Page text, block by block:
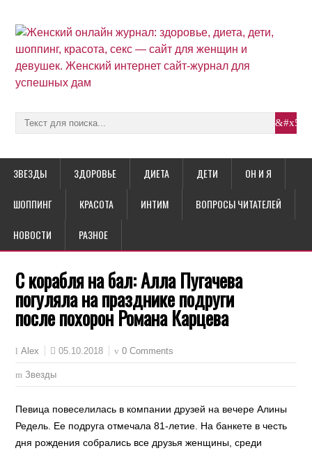
ЗВЕЗДЫ ЗДОРОВЬЕ ДИЕТА ДЕТИ ОН И Я
ШОППИНГ КРАСОТА ИНТИМ ВОПРОСЫ ЧИТАТЕЛЕЙ
НОВОСТИ РАЗНОЕ
С корабля на бал: Алла Пугачева
погуляла на празднике подруги
после похорон Романа Карцева
Alex 05.10.2018 0 Comments
Звезды
Певица повеселилась в компании друзей на вечере Алины
Редель. Ее подруга отмечала 81-летие. На банкете в честь
дня рождения собрались все друзья женщины, среди